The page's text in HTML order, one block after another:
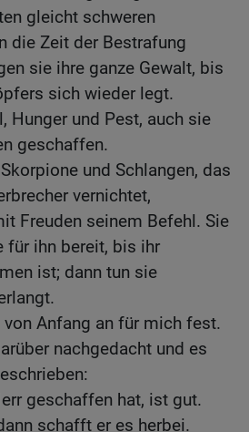
gleicht schweren
die Zeit der Bestrafung
sie ihre ganze Gewalt, bis
sich wieder legt.
Hunger und Pest, auch sie
geschaffen.
und Schlangen, das
vernichtet,
Freuden seinem Befehl. Sie
für ihn bereit, bis ihr
ist; dann tun sie
Anfang an für mich fest.
nachgedacht und es
geschaffen hat, ist gut.
schafft er es herbei.